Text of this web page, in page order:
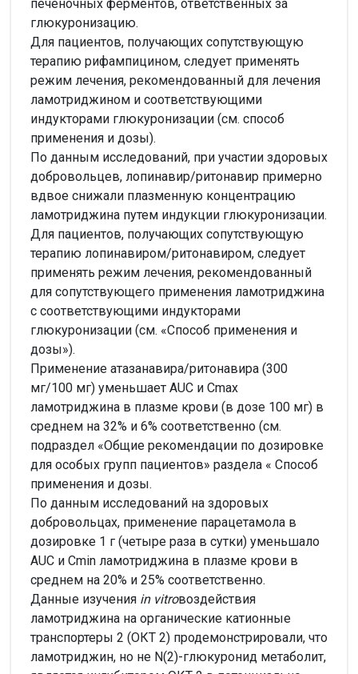
печеночных ферментов, ответственных за
глюкуронизацию.
Для пациентов, получающих сопутствующую
терапию рифампицином, следует применять
режим лечения, рекомендованный для лечения
ламотриджином и соответствующими
индукторами глюкуронизации (см. способ
применения и дозы).
По данным исследований, при участии здоровых
добровольцев, лопинавир/ритонавир примерно
вдвое снижали плазменную концентрацию
ламотриджина путем индукции глюкуронизации.
Для пациентов, получающих сопутствующую
терапию лопинавиром/ритонавиром, следует
применять режим лечения, рекомендованный
для сопутствующего применения ламотриджина
с соответствующими индукторами
глюкуронизации (см. «Способ применения и
дозы»).
Применение атазанавира/ритонавира (300
мг/100 мг) уменьшает AUC и Сmax
ламотриджина в плазме крови (в дозе 100 мг) в
среднем на 32% и 6% соответственно (см.
подраздел «Общие рекомендации по дозировке
для особых групп пациентов» раздела « Способ
применения и дозы.
По данным исследований на здоровых
добровольцах, применение парацетамола в
дозировке 1 г (четыре раза в сутки) уменьшало
AUC и Cmin ламотриджина в плазме крови в
среднем на 20% и 25% соответственно.
Данные изучения in vitroвоздействия
ламотриджина на органические катионные
транспортеры 2 (ОКТ 2) продемонстрировали, что
ламотриджин, но не N(2)-глюкуронид метаболит,